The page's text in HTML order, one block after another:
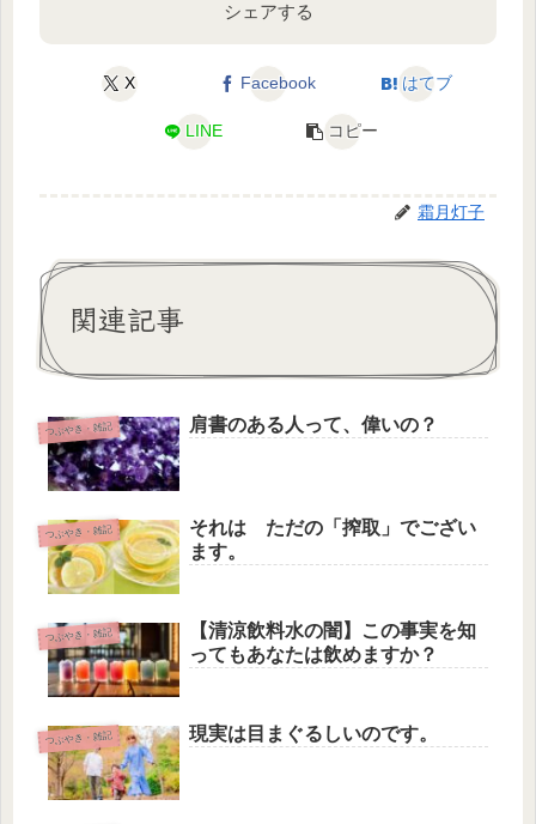
シェアする
X Facebook はてブ
LINE コピー
霜月灯子
関連記事
つぶやき・雑記 肩書のある人って、偉いの？
つぶやき・雑記
それは ただの「搾取」でござい
ます。
つぶやき・雑記
【清涼飲料水の闇】この事実を知
ってもあなたは飲めますか？
つぶやき・雑記 現実は目まぐるしいのです。